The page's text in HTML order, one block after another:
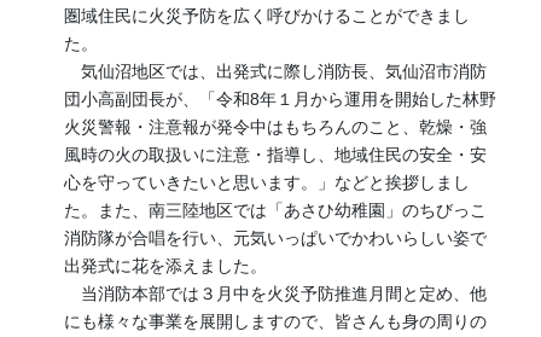
圏域住民に火災予防を広く呼びかけることができまし
た。
気仙沼地区では、出発式に際し消防長、気仙沼市消防
団小高副団長が、「令和8年１月から運用を開始した林野
火災警報・注意報が発令中はもちろんのこと、乾燥・強
風時の火の取扱いに注意・指導し、地域住民の安全・安
心を守っていきたいと思います。」などと挨拶しまし
た。また、南三陸地区では「あさひ幼稚園」のちびっこ
消防隊が合唱を行い、元気いっぱいでかわいらしい姿で
出発式に花を添えました。
当消防本部では３月中を火災予防推進月間と定め、他
にも様々な事業を展開しますので、皆さんも身の周りの